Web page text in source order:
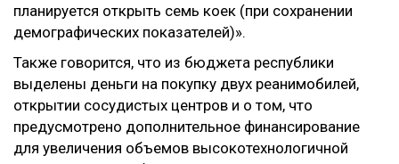
планируется открыть семь коек (при сохранении
демографических показателей)».
Также говорится, что из бюджета республики
выделены деньги на покупку двух реанимобилей,
открытии сосудистых центров и о том, что
предусмотрено дополнительное финансирование
для увеличения объемов высокотехнологичной